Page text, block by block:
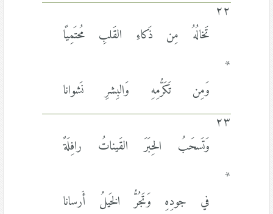
٢٢
تَخالُهُ مِن ذَكاءِ القَلبِ مُحتَمِيًا
*
وَمِن تَكَرُّمِهِ وَالبِشرِ نَشوانا
٢٣
وَتَسحَبُ الحِبَرَ القَيناتُ رافِلَةً
*
في جودِهِ وَتَجُرُّ الخَيلُ أَرسانا